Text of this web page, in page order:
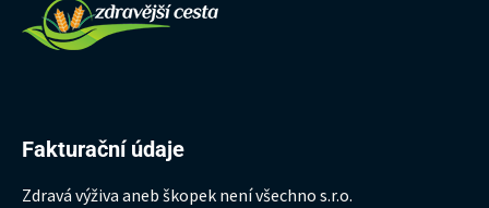
Fakturační údaje
Zdravá výživa aneb škopek není všechno s.r.o.